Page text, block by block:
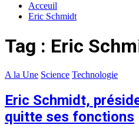
Acceuil
Eric Schmidt
Tag : Eric
A la Une Science Technologie
Eric Schmidt,
quitte ses fonctions